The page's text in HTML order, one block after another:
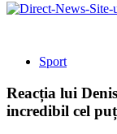
Sport
Reacția lui
incredibil cel